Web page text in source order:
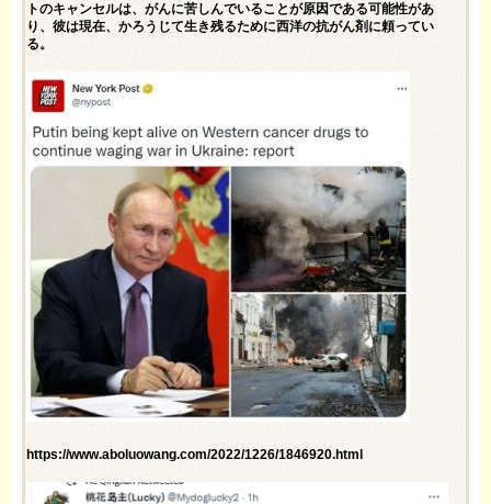
トのキャンセルは、がんに苦しんでいることが原因である可能性があ
り、彼は現在、かろうじて生き残るために西洋の抗がん剤に頼ってい
る。
https://www.aboluowang.com/2022/1226/1846920.html